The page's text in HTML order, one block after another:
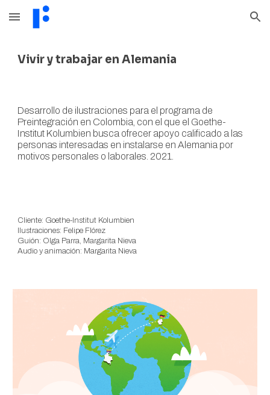
Skip to main content Skip to navigation
Vivir y trabajar en Alemania
Desarrollo de ilustraciones para el programa de
Preintegración en Colombia, con el que el Goethe-
Institut Kolumbien busca ofrecer apoyo calificado a las
personas interesadas en instalarse en Alemania por
motivos personales o laborales. 2021.
Cliente: Goethe-Institut Kolumbien
Ilustraciones: Felipe Flórez
Guión: Olga Parra, Margarita Nieva
Audio y animación: Margarita Nieva